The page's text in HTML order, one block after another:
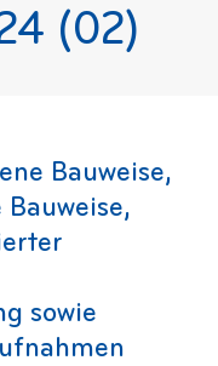
(02)
Bauweise,
sowie